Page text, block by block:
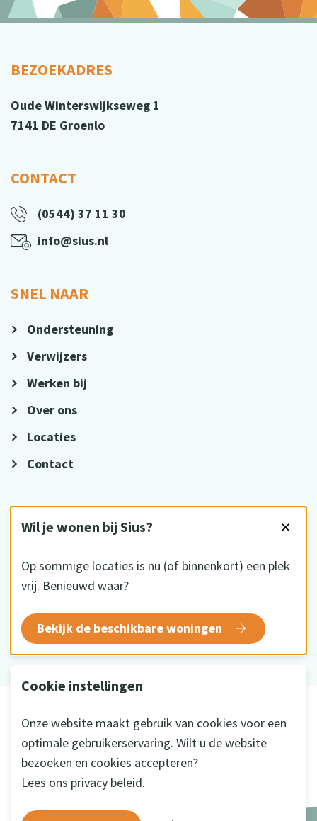
Wil je wonen bij Sius? ✕
Op sommige locaties is nu (of binnenkort) een plek
vrij. Benieuwd waar?
Bekijk de beschikbare woningen
Cookie instellingen
Onze website maakt gebruik van cookies voor een
optimale gebruikerservaring. Wilt u de website
bezoeken en cookies accepteren?
Lees ons privacy beleid.
BEZOEKADRES
Oude Winterswijkseweg 1
7141 DE Groenlo
CONTACT
(0544) 37 11 30
info@sius.nl
SNEL NAAR
Ondersteuning
Verwijzers
Werken bij
Over ons
Locaties
Contact
HKZ gecertificeerd
Disclaimer
Privacy
Cookie instellingen
Ontwikkeld doora&m impact